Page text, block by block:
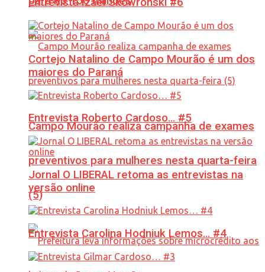
Campo Mourão realiza campanha de exames
preventivos para mulheres nesta quarta-feira
(5)
Cortejo Natalino de Campo Mourão é um dos
maiores do Paraná
Entrevista Roberto Cardoso… #5
Jornal O LIBERAL retoma as entrevistas na
versão online
Entrevista Carolina Hodniuk Lemos… #4